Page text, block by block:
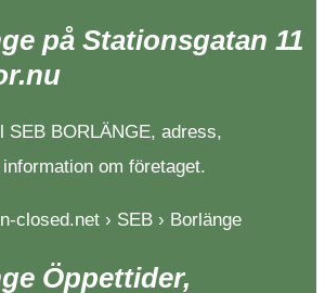
på Stationsgatan 11
SEB BORLÄNGE, adress,
om företaget.
closed.net › SEB › Borlänge
Öppettider,